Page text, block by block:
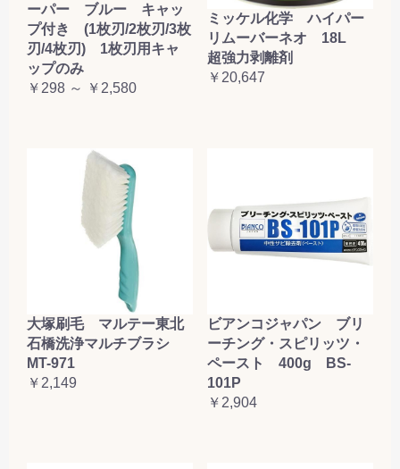
ーパー ブルー キャッ
プ付き (1枚刃/2枚刃/3枚
刃/4枚刃) 1枚刃用キャ
ップのみ
￥298 ～ ￥2,580
ミッケル化学 ハイパー
リムーバーネオ 18L
超強力剥離剤
￥20,647
大塚刷毛 マルテー東北
石橋洗浄マルチブラシ
MT-971
￥2,149
ビアンコジャパン ブリ
ーチング・スピリッツ・
ペースト 400g BS-
101P
￥2,904